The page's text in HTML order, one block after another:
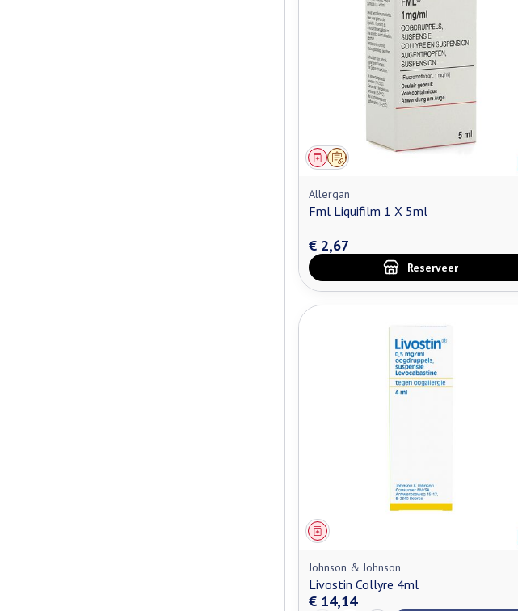
Op voorschrift
Geneesmiddel
Allergan
Fml Liquifilm 1 X 5ml
€ 2,67
Reserveer
Geneesmiddel
Johnson & Johnson
Livostin Collyre 4ml
€ 14,14